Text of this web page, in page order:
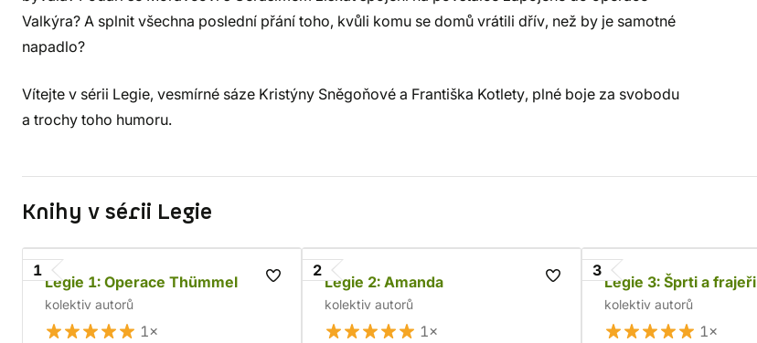
Valkýra? A splnit všechna poslední přání toho, kvůli komu se domů vrátili dřív, než by je samotné
napadlo?
Vítejte v sérii Legie, vesmírné sáze Kristýny Sněgoňové a Františka Kotlety, plné boje za svobodu
a trochy toho humoru.
Knihy v sérii Legie
1
Legie 1: Operace Thümmel
kolektiv autorů
1×
2
Legie 2: Amanda
kolektiv autorů
1×
3
Legie 3: Šprti a frajeři
kolektiv autorů
1×